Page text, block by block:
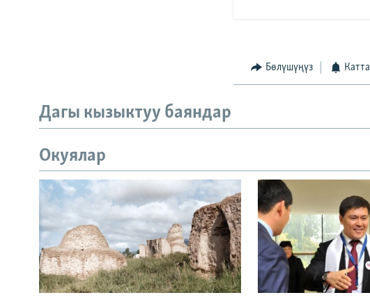
Бөлүшүңүз
Дагы кызыктуу баяндар
Окуялар